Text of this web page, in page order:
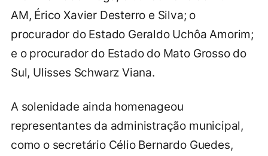
AM, Érico Xavier Desterro e Silva; o
procurador do Estado Geraldo Uchôa Amorim;
e o procurador do Estado do Mato Grosso do
Sul, Ulisses Schwarz Viana.
A solenidade ainda homenageou
representantes da administração municipal,
como o secretário Célio Bernardo Guedes,